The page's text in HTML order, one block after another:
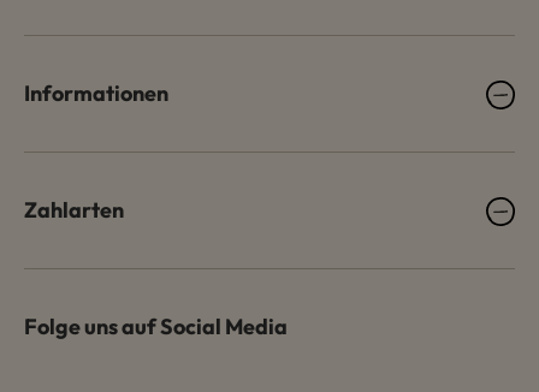
Informationen
Zahlarten
Folge uns auf Social Media